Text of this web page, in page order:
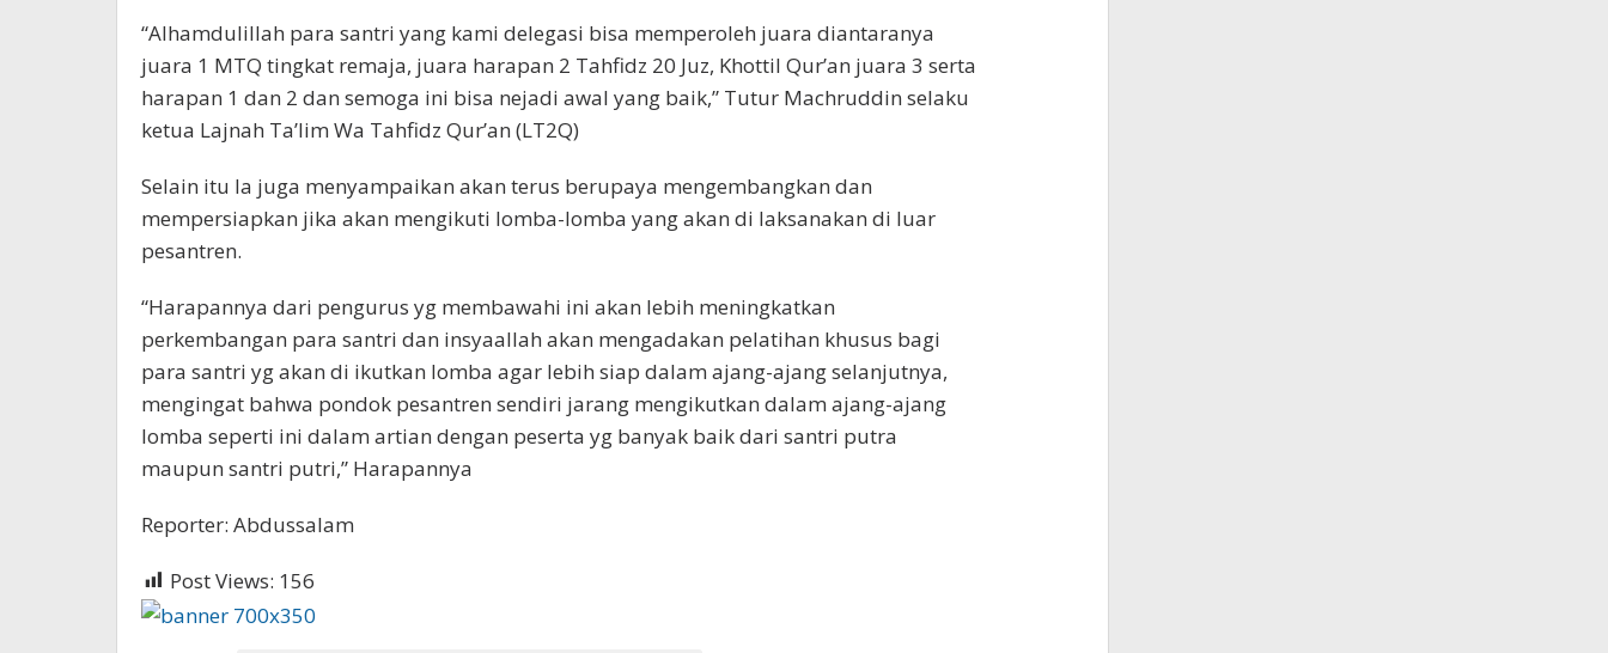
“Alhamdulillah para santri yang kami delegasi bisa memperoleh juara diantaranya
juara 1 MTQ tingkat remaja, juara harapan 2 Tahfidz 20 Juz, Khottil Qur’an juara 3 serta
harapan 1 dan 2 dan semoga ini bisa nejadi awal yang baik,” Tutur Machruddin selaku
ketua Lajnah Ta’lim Wa Tahfidz Qur’an (LT2Q)
Selain itu Ia juga menyampaikan akan terus berupaya mengembangkan dan
mempersiapkan jika akan mengikuti lomba-lomba yang akan di laksanakan di luar
pesantren.
“Harapannya dari pengurus yg membawahi ini akan lebih meningkatkan
perkembangan para santri dan insyaallah akan mengadakan pelatihan khusus bagi
para santri yg akan di ikutkan lomba agar lebih siap dalam ajang-ajang selanjutnya,
mengingat bahwa pondok pesantren sendiri jarang mengikutkan dalam ajang-ajang
lomba seperti ini dalam artian dengan peserta yg banyak baik dari santri putra
maupun santri putri,” Harapannya
Reporter: Abdussalam
Post Views: 156